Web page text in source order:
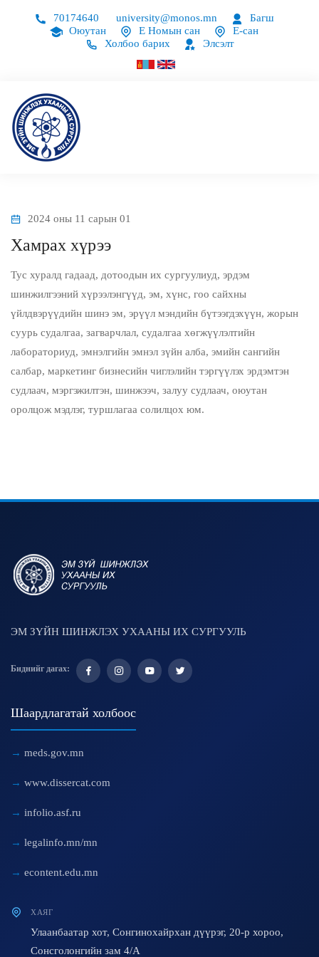
70174640 university@monos.mn
Багш
Оюутан
Е Номын сан
Е-сан
Холбоо барих
Элсэлт
2024 оны 11 сарын 01
Хамрах хүрээ
Тус хуралд гадаад, дотоодын их сургуулиуд, эрдэм
шинжилгээний хүрээлэнгүүд, эм, хүнс, гоо сайхны
үйлдвэрүүдийн шинэ эм, эрүүл мэндийн бүтээгдэхүүн, жорын
суурь судалгаа, загварчлал, судалгаа хөгжүүлэлтийн
лабораториуд, эмнэлгийн эмнэл зүйн алба, эмийн сангийн
салбар, маркетинг бизнесийн чиглэлийн тэргүүлэх эрдэмтэн
судлаач, мэргэжилтэн, шинжээч, залуу судлаач, оюутан
оролцож мэдлэг, туршлагаа солилцох юм.
ЭМ ЗҮЙН ШИНЖЛЭХ УХААНЫ ИХ СУРГУУЛЬ
Биднийг дагах:
Шаардлагатай холбоос
meds.gov.mn
www.dissercat.com
infolio.asf.ru
legalinfo.mn/mn
econtent.edu.mn
ХАЯГ
Улаанбаатар хот, Сонгинохайрхан дүүрэг, 20-р хороо,
Сонсголонгийн зам 4/A